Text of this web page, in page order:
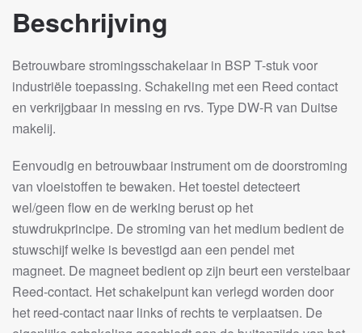
Beschrijving
Betrouwbare stromingsschakelaar in BSP T-stuk voor
industriële toepassing. Schakeling met een Reed contact
en verkrijgbaar in messing en rvs. Type DW-R van Duitse
makelij.
Eenvoudig en betrouwbaar instrument om de doorstroming
van vloeistoffen te bewaken. Het toestel detecteert
wel/geen flow en de werking berust op het
stuwdrukprincipe. De stroming van het medium bedient de
stuwschijf welke is bevestigd aan een pendel met
magneet. De magneet bedient op zijn beurt een verstelbaar
Reed-contact. Het schakelpunt kan verlegd worden door
het reed-contact naar links of rechts te verplaatsen. De